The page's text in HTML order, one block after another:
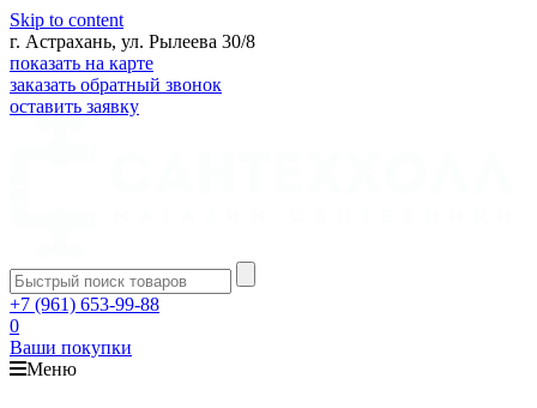
Skip to content
г. Астрахань, ул. Рылеева 30/8
показать на карте
заказать обратный звонок
оставить заявку
+7 (961) 653-99-88
0
Ваши покупки
Меню